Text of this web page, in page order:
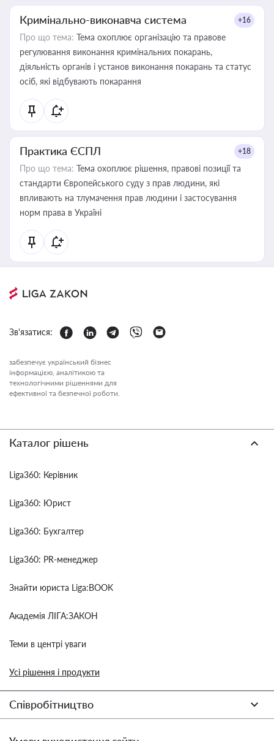
Кримінально-виконавча система +16
Про що тема: Тема охоплює організацію та правове
регулювання виконання кримінальних покарань,
діяльність органів і установ виконання покарань та статус
осіб, які відбувають покарання
Практика ЄСПЛ +18
Про що тема: Тема охоплює рішення, правові позиції та
стандарти Європейського суду з прав людини, які
впливають на тлумачення прав людини і застосування
норм права в Україні
Зв'язатися:
забезпечує український бізнес
інформацією, аналітикою та
технологічними рішеннями для
ефективної та безпечної роботи.
Каталог рішень
Liga360: Керівник
Liga360: Юрист
Liga360: Бухгалтер
Liga360: PR-менеджер
Знайти юриста Liga:BOOK
Академія ЛІГА:ЗАКОН
Теми в центрі уваги
Усі рішення і продукти
Співробітництво